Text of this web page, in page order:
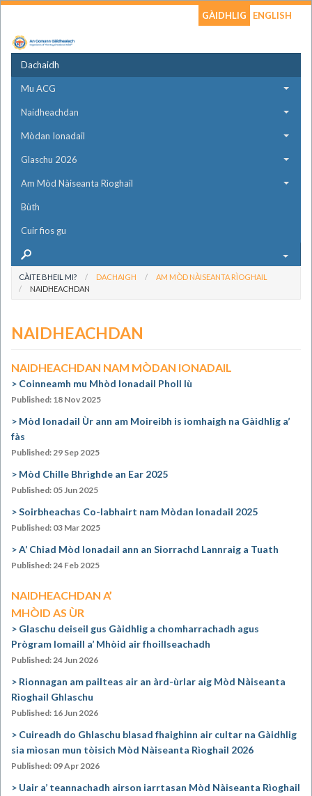
GÀIDHLIG ENGLISH
Dachaidh
Mu ACG
Naidheachdan
Mòdan Ionadail
Glaschu 2026
Am Mòd Nàiseanta Rìoghail
Bùth
Cuir fios gu
CÀITE BHEIL MI? DACHAIGH
AM MÒD NÀISEANTA RÌOGHAIL
NAIDHEACHDAN
NAIDHEACHDAN
NAIDHEACHDAN NAM MÒDAN IONADAIL
Coinneamh mu Mhòd Ionadail Pholl Iù
Published: 18 Nov 2025
Mòd Ionadail Ùr ann am Moireibh is ìomhaigh na Gàidhlig a’
fàs
Published: 29 Sep 2025
Mòd Chille Bhrìghde an Ear 2025
Published: 05 Jun 2025
Soirbheachas Co-labhairt nam Mòdan Ionadail 2025
Published: 03 Mar 2025
A’ Chiad Mòd Ionadail ann an Siorrachd Lannraig a Tuath
Published: 24 Feb 2025
NAIDHEACHDAN A’
MHÒID AS ÙR
Glaschu deiseil gus Gàidhlig a chomharrachadh agus
Prògram Iomaill a’ Mhòid air fhoillseachadh
Published: 24 Jun 2026
Rionnagan am pailteas air an àrd-ùrlar aig Mòd Nàiseanta
Rìoghail Ghlaschu
Published: 16 Jun 2026
Cuireadh do Ghlaschu blasad fhaighinn air cultar na Gàidhlig
sia mìosan mun tòisich Mòd Nàiseanta Rìoghail 2026
Published: 09 Apr 2026
Uair a’ teannachadh airson iarrtasan Mòd Nàiseanta Rìoghail